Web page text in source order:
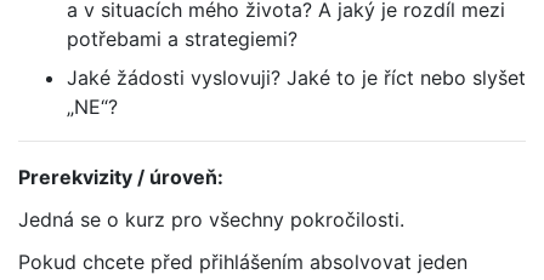
a v situacích mého života? A jaký je rozdíl mezi
potřebami a strategiemi?
Jaké žádosti vyslovuji? Jaké to je říct nebo slyšet
„NE“?
Prerekvizity / úroveň:
Jedná se o kurz pro všechny pokročilosti.
Pokud chcete před přihlášením absolvovat jeden